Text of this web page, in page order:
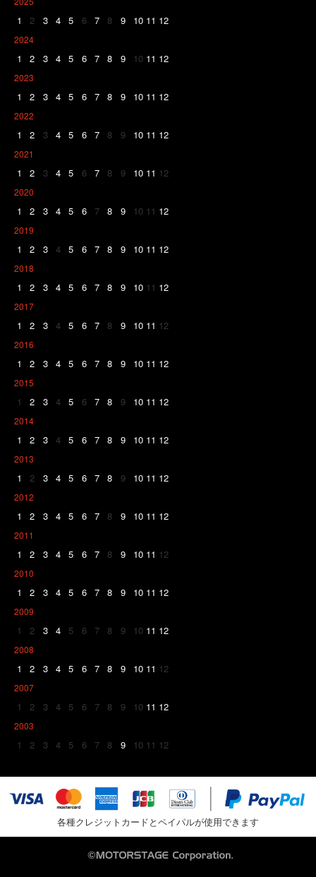
1 2 3 4 5 6 7 8 9 10 11 12
2024
1 2 3 4 5 6 7 8 9 10 11 12
2023
1 2 3 4 5 6 7 8 9 10 11 12
2022
1 2 3 4 5 6 7 8 9 10 11 12
2021
1 2 3 4 5 6 7 8 9 10 11 12
2020
1 2 3 4 5 6 7 8 9 10 11 12
2019
1 2 3 4 5 6 7 8 9 10 11 12
2018
1 2 3 4 5 6 7 8 9 10 11 12
2017
1 2 3 4 5 6 7 8 9 10 11 12
2016
1 2 3 4 5 6 7 8 9 10 11 12
2015
1 2 3 4 5 6 7 8 9 10 11 12
2014
1 2 3 4 5 6 7 8 9 10 11 12
2013
1 2 3 4 5 6 7 8 9 10 11 12
2012
1 2 3 4 5 6 7 8 9 10 11 12
2011
1 2 3 4 5 6 7 8 9 10 11 12
2010
1 2 3 4 5 6 7 8 9 10 11 12
2009
1 2 3 4 5 6 7 8 9 10 11 12
2008
1 2 3 4 5 6 7 8 9 10 11 12
2007
1 2 3 4 5 6 7 8 9 10 11 12
2003
1 2 3 4 5 6 7 8 9 10 11 12
各種クレジットカードとペイパルが使用できます